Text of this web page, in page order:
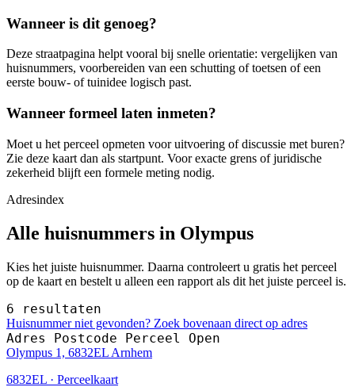
Wanneer is dit genoeg?
Deze straatpagina helpt vooral bij snelle orientatie: vergelijken van
huisnummers, voorbereiden van een schutting of toetsen of een
eerste bouw- of tuinidee logisch past.
Wanneer formeel laten inmeten?
Moet u het perceel opmeten voor uitvoering of discussie met buren?
Zie deze kaart dan als startpunt. Voor exacte grens of juridische
zekerheid blijft een formele meting nodig.
Adresindex
Alle huisnummers in Olympus
Kies het juiste huisnummer. Daarna controleert u gratis het perceel
op de kaart en bestelt u alleen een rapport als dit het juiste perceel is.
6 resultaten
Huisnummer niet gevonden? Zoek bovenaan direct op adres
Adres Postcode Perceel Open
Olympus 1, 6832EL Arnhem
6832EL · Perceelkaart